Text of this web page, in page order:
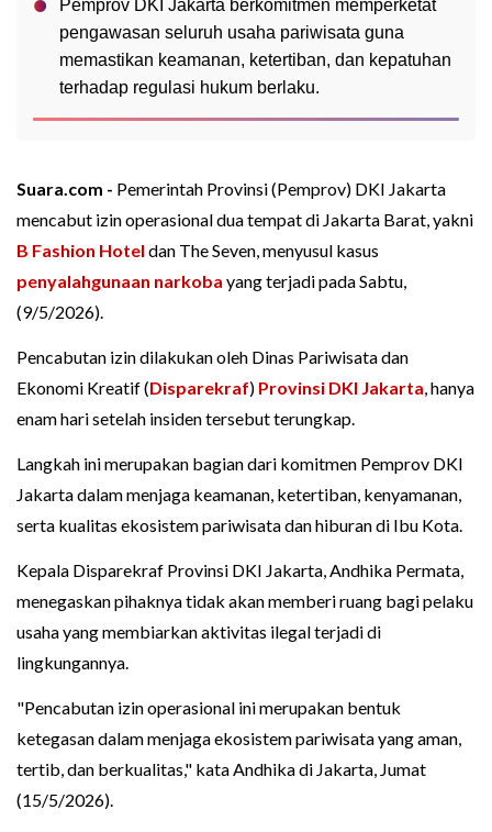
Pemprov DKI Jakarta berkomitmen memperketat
pengawasan seluruh usaha pariwisata guna
memastikan keamanan, ketertiban, dan kepatuhan
terhadap regulasi hukum berlaku.
Suara.com - Pemerintah Provinsi (Pemprov) DKI Jakarta
mencabut izin operasional dua tempat di Jakarta Barat, yakni
B Fashion Hotel dan The Seven, menyusul kasus
penyalahgunaan narkoba yang terjadi pada Sabtu,
(9/5/2026).
Pencabutan izin dilakukan oleh Dinas Pariwisata dan
Ekonomi Kreatif (Disparekraf) Provinsi DKI Jakarta, hanya
enam hari setelah insiden tersebut terungkap.
Langkah ini merupakan bagian dari komitmen Pemprov DKI
Jakarta dalam menjaga keamanan, ketertiban, kenyamanan,
serta kualitas ekosistem pariwisata dan hiburan di Ibu Kota.
Kepala Disparekraf Provinsi DKI Jakarta, Andhika Permata,
menegaskan pihaknya tidak akan memberi ruang bagi pelaku
usaha yang membiarkan aktivitas ilegal terjadi di
lingkungannya.
"Pencabutan izin operasional ini merupakan bentuk
ketegasan dalam menjaga ekosistem pariwisata yang aman,
tertib, dan berkualitas," kata Andhika di Jakarta, Jumat
(15/5/2026).